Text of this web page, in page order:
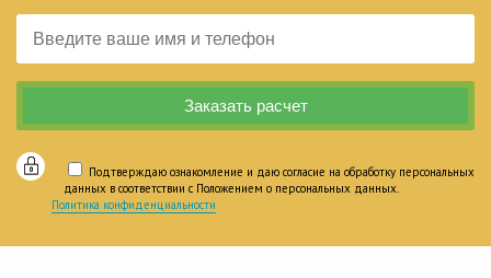
Подтверждаю ознакомление и даю согласие на обработку персональных
данных в соответствии с Положением о персональных данных.
Политика конфиденциальности